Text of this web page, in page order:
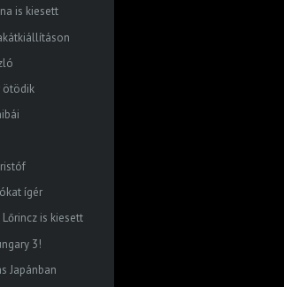
is kiesett
ötödik
ígér
Lőrincz is kiesett
3!
Japánban